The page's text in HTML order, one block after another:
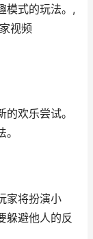
模式的玩法。,
视频
欢乐尝试。
家将扮演小
躲避他人的反